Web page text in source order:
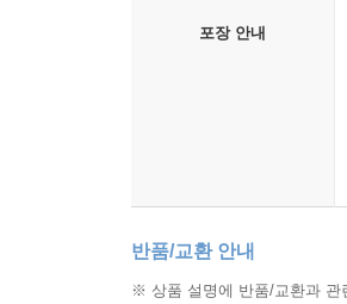
포장 안내
반품/교환 안내
※ 상품 설명에 반품/교환과 관